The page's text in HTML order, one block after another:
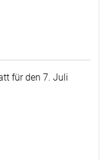
für den 7. Juli